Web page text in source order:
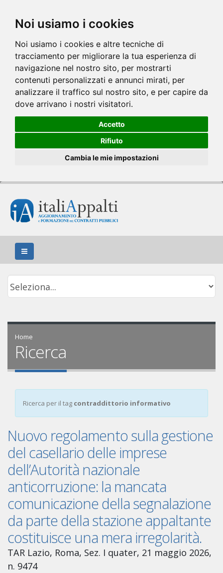
Noi usiamo i cookies
Noi usiamo i cookies e altre tecniche di
tracciamento per migliorare la tua esperienza di
navigazione nel nostro sito, per mostrarti
contenuti personalizzati e annunci mirati, per
analizzare il traffico sul nostro sito, e per capire da
dove arrivano i nostri visitatori.
Accetto
Rifiuto
Cambia le mie impostazioni
Home
Ricerca
Ricerca per il tag contraddittorio informativo
Nuovo regolamento sulla gestione
del casellario delle imprese
dell’Autorità nazionale
anticorruzione: la mancata
comunicazione della segnalazione
da parte della stazione appaltante
costituisce una mera irregolarità.
TAR Lazio, Roma, Sez. I quater, 21 maggio 2026,
n. 9474